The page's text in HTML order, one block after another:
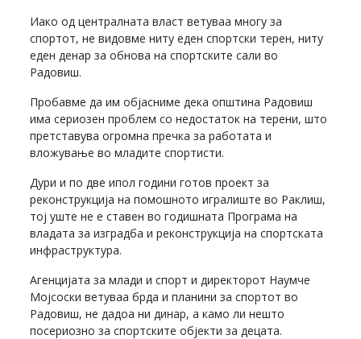
Иако од централната власт ветуваа многу за
спортот, не видовме ниту еден спортски терен, ниту
еден денар за обнова на спортските сали во
Радовиш.
Пробавме да им објасниме дека општина Радовиш
има сериозен проблем со недостаток на терени, што
претставува огромна пречка за работата и
вложување во младите спортисти.
Дури и по две ипол години готов проект за
реконструкција на помошното игралиште во Раклиш,
тој уште не е ставен во годишната Програма на
владата за изградба и реконструкција на спортската
инфраструктура.
Агенцијата за млади и спорт и директорот Наумче
Мојсоски ветуваа брда и планини за спортот во
Радовиш, не дадоа ни динар, а камо ли нешто
посериозно за спортските објекти за децата.